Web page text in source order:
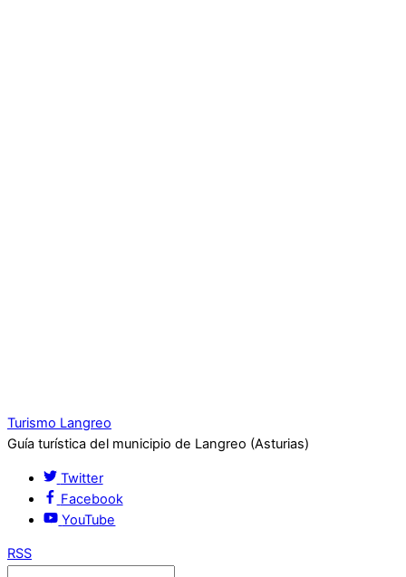
Turismo Langreo
Guía turística del municipio de Langreo (Asturias)
Twitter
Facebook
YouTube
RSS